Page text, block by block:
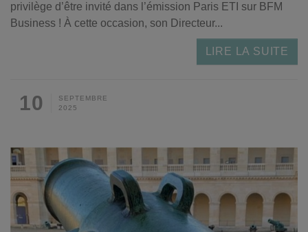
SEPTEMBRE
10 2025
privilège d’être invité dans l’émission Paris ETI sur BFM
Business ! À cette occasion, son Directeur...
LIRE LA SUITE